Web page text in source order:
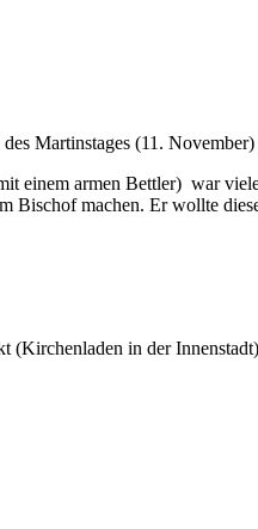
Martinstages (11.
einem armen Bettler) war
machen. Er wollte
in der